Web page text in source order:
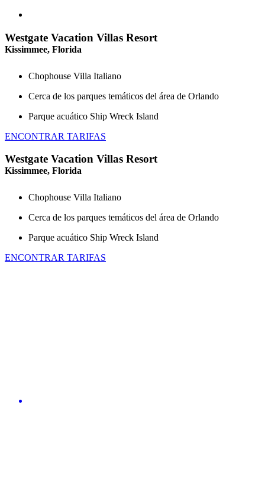
Westgate Vacation Villas Resort
Kissimmee, Florida
Chophouse Villa Italiano
Cerca de los parques temáticos del área de Orlando
Parque acuático Ship Wreck Island
ENCONTRAR TARIFAS
Westgate Vacation Villas Resort
Kissimmee, Florida
Chophouse Villa Italiano
Cerca de los parques temáticos del área de Orlando
Parque acuático Ship Wreck Island
ENCONTRAR TARIFAS